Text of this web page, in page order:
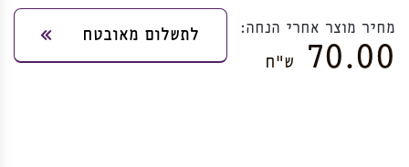
מחיר מוצר אחרי הנחה:
70.00 ש”ח
לתשלום מאובטח